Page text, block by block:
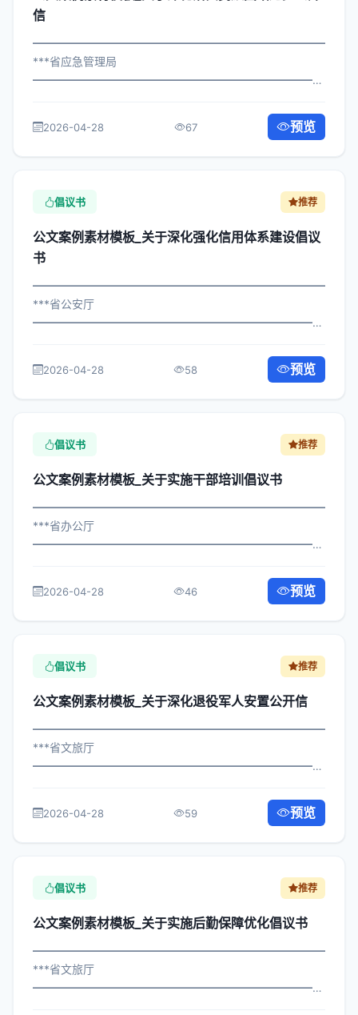
信
***省应急管理局
构： 为深入贯彻落实习近平总书记...
2026-04-28 67 预览
倡议书 推荐
公文案例素材模板_关于深化强化信用体系建设倡议
书
***省公安厅
机构： 为深入贯彻落实习近平总书记关...
2026-04-28 58 预览
倡议书 推荐
公文案例素材模板_关于实施干部培训倡议书
***省办公厅
为深入贯彻落实习近平总书记关于关于...
2026-04-28 46 预览
倡议书 推荐
公文案例素材模板_关于深化退役军人安置公开信
***省文旅厅
构： 为深入贯彻落实习近平总书记关于...
2026-04-28 59 预览
倡议书 推荐
公文案例素材模板_关于实施后勤保障优化倡议书
***省文旅厅